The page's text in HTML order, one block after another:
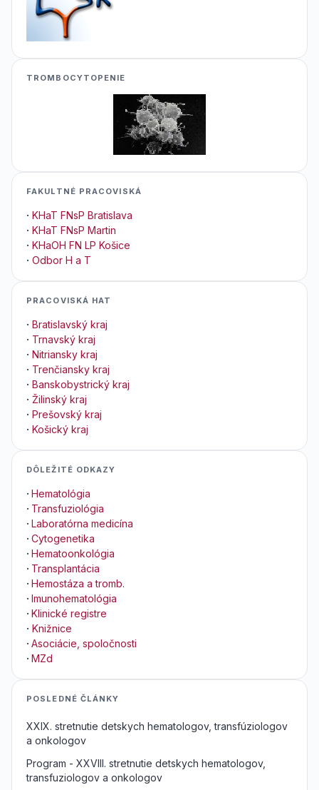
TROMBOCYTOPENIE
FAKULTNÉ PRACOVISKÁ
· KHaT FNsP Bratislava
· KHaT FNsP Martin
· KHaOH FN LP Košice
· Odbor H a T
PRACOVISKÁ HAT
· Bratislavský kraj
· Trnavský kraj
· Nitriansky kraj
· Trenčiansky kraj
· Banskobystrický kraj
· Žilinský kraj
· Prešovský kraj
· Košický kraj
DÔLEŽITÉ ODKAZY
· Hematológia
· Transfuziológia
· Laboratórna medicína
· Cytogenetika
· Hematoonkológia
· Transplantácia
· Hemostáza a tromb.
· Imunohematológia
· Klinické registre
· Knižnice
· Asociácie, spoločnosti
· MZd
POSLEDNÉ ČLÁNKY
XXIX. stretnutie detskych hematologov, transfúziologov
a onkologov
Program - XXVIII. stretnutie detskych hematologov,
transfuziologov a onkologov